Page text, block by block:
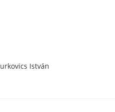
István